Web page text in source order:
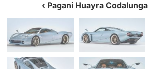
Pagani Huayra Codalunga